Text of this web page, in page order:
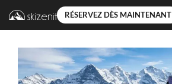
RÉSERVEZ DÈS MAINTENANT
contenu